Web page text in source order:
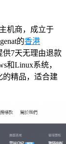
机商，成立于
的香港
供7天无理由退款
和Linux系统，
的精品，适合建